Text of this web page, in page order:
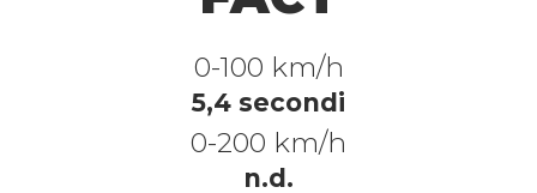
0-100 km/h
5,4 secondi
0-200 km/h
n.d.